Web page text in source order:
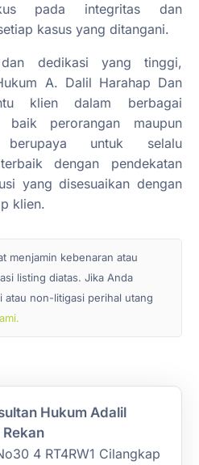
pada integritas dan
kasus yang ditangani.
dan dedikasi yang tinggi,
A. Dalil Harahap Dan
klien dalam berbagai
baik perorangan maupun
untuk selalu
dengan pendekatan
yang disesuaikan dengan
klien.
menjamin kebenaran atau
listing diatas. Jika Anda
atau non-litigasi perihal utang
Hukum Adalil
4 RT4RW1 Cilangkap